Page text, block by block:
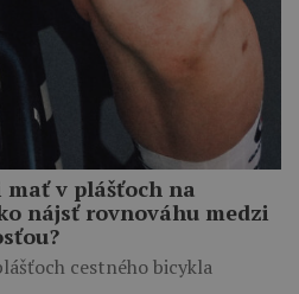
v plášťoch na
nájsť rovnováhu medzi
cestného bicykla